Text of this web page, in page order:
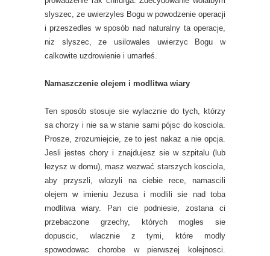
slyszec, ze uwierzyles Bogu w powodzenie operacji
i przeszedles w sposób nad naturalny ta operacje,
niz slyszec, ze usilowales uwierzyc Bogu w
calkowite uzdrowienie i umarłeś.
Namaszczenie olejem i modlitwa wiary
Ten sposób stosuje sie wylacznie do tych, którzy
sa chorzy i nie sa w stanie sami pójsc do kosciola.
Prosze, zrozumiejcie, ze to jest nakaz a nie opcja.
Jesli jestes chory i znajdujesz sie w szpitalu (lub
lezysz w domu), masz wezwać starszych kosciola,
aby przyszli, wlozyli na ciebie rece, namascili
olejem w imieniu Jezusa i modlili sie nad toba
modlitwa wiary. Pan cie podniesie, zostana ci
przebaczone grzechy, których mogles sie
dopuscic, wlacznie z tymi, które modly
spowodowac chorobe w pierwszej kolejnosci.